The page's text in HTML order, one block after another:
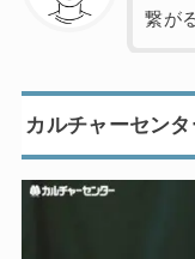
繋が
カルチャーセンタ